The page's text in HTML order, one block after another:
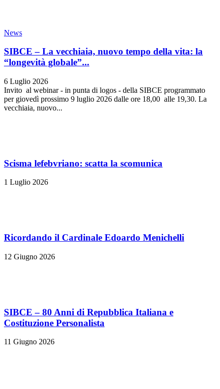
News
SIBCE – La vecchiaia, nuovo tempo della vita: la
“longevità globale”...
6 Luglio 2026
Invito al webinar - in punta di logos - della SIBCE programmato
per giovedì prossimo 9 luglio 2026 dalle ore 18,00 alle 19,30. La
vecchiaia, nuovo...
Scisma lefebvriano: scatta la scomunica
1 Luglio 2026
Ricordando il Cardinale Edoardo Menichelli
12 Giugno 2026
SIBCE – 80 Anni di Repubblica Italiana e
Costituzione Personalista
11 Giugno 2026